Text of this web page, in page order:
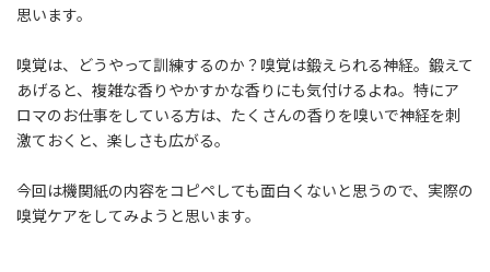
思います。
嗅覚は、どうやって訓練するのか？嗅覚は鍛えられる神経。鍛えて
あげると、複雑な香りやかすかな香りにも気付けるよね。特にア
ロマのお仕事をしている方は、たくさんの香りを嗅いで神経を刺
激ておくと、楽しさも広がる。
今回は機関紙の内容をコピペしても面白くないと思うので、実際の
嗅覚ケアをしてみようと思います。